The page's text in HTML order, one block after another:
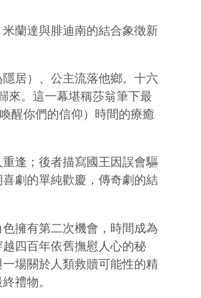
蘭達與腓迪南的結合象徵新
居）、公主流落他鄉。十六
來。這一幕堪稱莎翁筆下最
醒你們的信仰）時間的療癒
逢；後者描寫國王因誤會驅
劇的單純歡慶，傳奇劇的結
擁有第二次機會，時間成為
四百年依舊撫慰人心的秘
場關於人類救贖可能性的精
禮物。